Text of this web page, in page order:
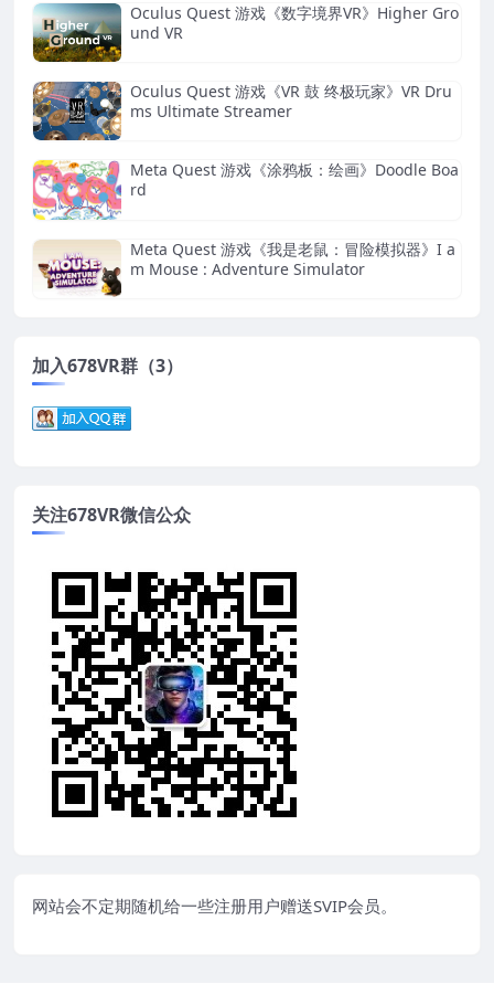
Oculus Quest 游戏《数字境界VR》Higher Gro
und VR
Oculus Quest 游戏《VR 鼓 终极玩家》VR Dru
ms Ultimate Streamer
Meta Quest 游戏《涂鸦板：绘画》Doodle Boa
rd
Meta Quest 游戏《我是老鼠：冒险模拟器》I a
m Mouse : Adventure Simulator
加入678VR群（3）
关注678VR微信公众
网站会不定期随机给一些注册用户赠送SVIP会员。